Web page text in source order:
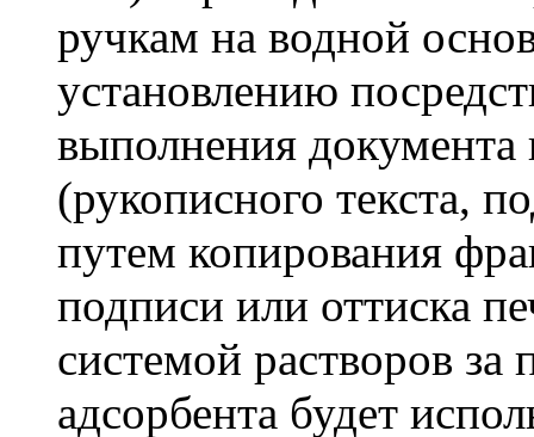
ручкам на водной
установлению
выполнения документа
(рукописного текста,
путем копирования
подписи или оттиска
системой растворов за
адсорбента будет